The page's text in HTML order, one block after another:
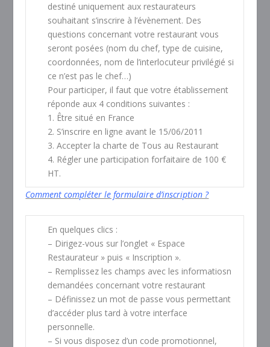
destiné uniquement aux restaurateurs
souhaitant s’inscrire à l’évènement. Des
questions concernant votre restaurant vous
seront posées (nom du chef, type de cuisine,
coordonnées, nom de l’interlocuteur privilégié si
ce n’est pas le chef…)
Pour participer, il faut que votre établissement
réponde aux 4 conditions suivantes :
1. Être situé en France
2. S’inscrire en ligne avant le 15/06/2011
3. Accepter la charte de Tous au Restaurant
4. Régler une participation forfaitaire de 100 €
HT.
Comment compléter le formulaire d’inscription ?
En quelques clics :
– Dirigez-vous sur l’onglet « Espace
Restaurateur » puis « Inscription ».
– Remplissez les champs avec les informatiosn
demandées concernant votre restaurant
– Définissez un mot de passe vous permettant
d’accéder plus tard à votre interface
personnelle.
– Si vous disposez d’un code promotionnel,